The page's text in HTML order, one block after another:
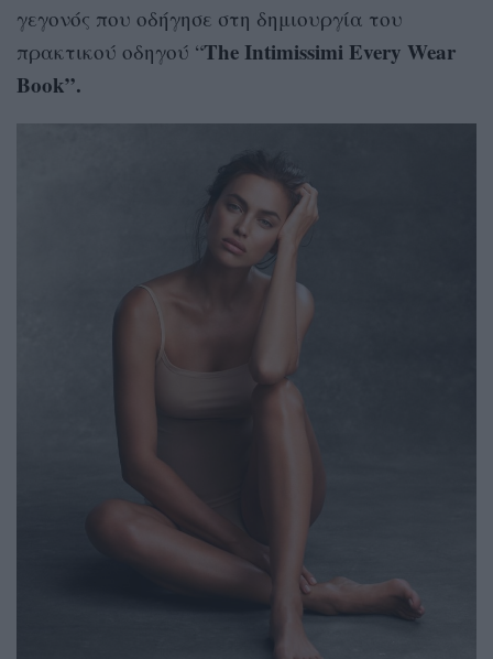
γεγονός που οδήγησε στη δημιουργία του
πρακτικού οδηγού “The Intimissimi Every Wear
Book”.